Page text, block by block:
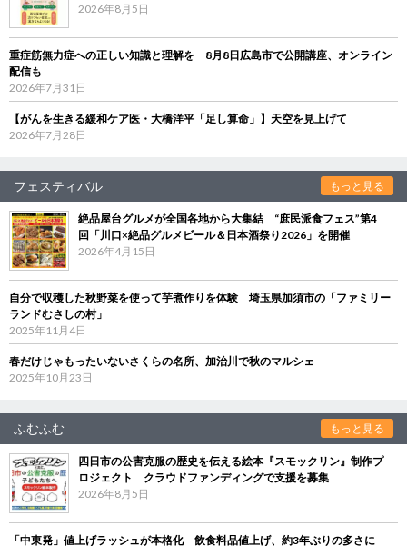
2026年8月5日
重症筋無力症への正しい知識と理解を 8月8日広島市で公開講座、オンライン
配信も
2026年7月31日
【がんを生きる緩和ケア医・大橋洋平「足し算命」】天空を見上げて
2026年7月28日
フェスティバル もっと見る
絶品屋台グルメが全国各地から大集結 “庶民派食フェス”第4
回「川口×絶品グルメビール＆日本酒祭り2026」を開催
2026年4月15日
自分で収穫した秋野菜を使って芋煮作りを体験 埼玉県加須市の「ファミリー
ランドむさしの村」
2025年11月4日
春だけじゃもったいないさくらの名所、加治川で秋のマルシェ
2025年10月23日
ふむふむ もっと見る
四日市の公害克服の歴史を伝える絵本『スモックリン』制作プ
ロジェクト クラウドファンディングで支援を募集
2026年8月5日
「中東発」値上げラッシュが本格化 飲食料品値上げ、約3年ぶりの多さに